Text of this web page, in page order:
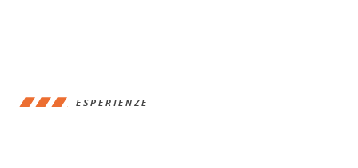
ESPERIENZE